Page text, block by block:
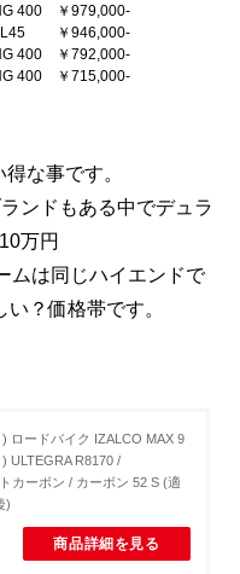
400
￥979,000-
￥946,000-
400
￥792,000-
400 ￥715,000-
な事です。
ンドもある中でデュラ
万円
ムは同じハイエンドで
？価格帯です。
ロードバイク IZALCO MAX 9
ULTEGRA R8170 /
カーボン / カーボン 52 S (適
)
商品詳細を見る